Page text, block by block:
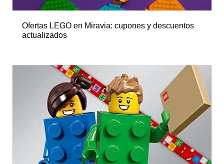
Ofertas LEGO en Miravia: cupones y descuentos
actualizados